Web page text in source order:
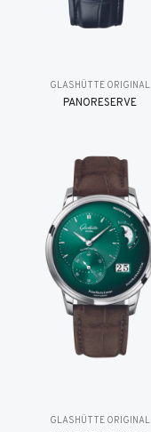
GLASHÜTTE ORIGINAL
PANORESERVE
GLASHÜTTE ORIGINAL